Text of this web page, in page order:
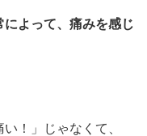
よって、痛みを感じ
！」じゃなくて、